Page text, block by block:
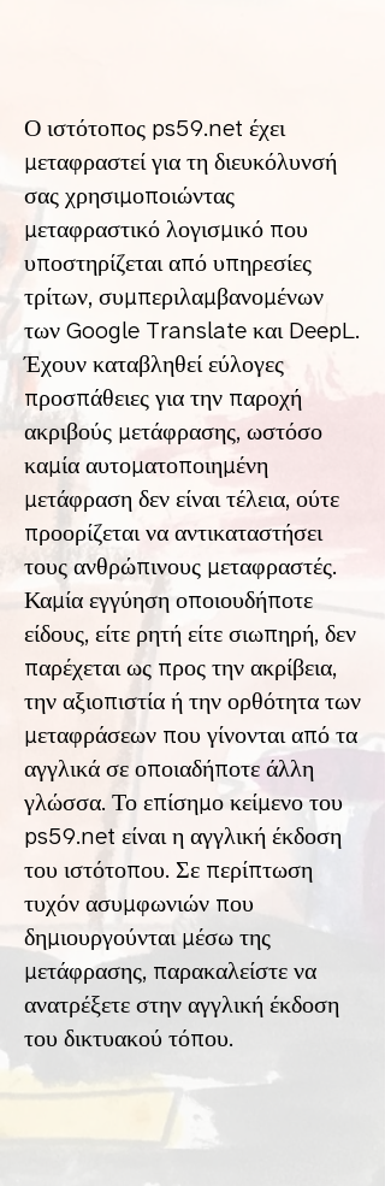
Ο ιστότοπος ps59.net έχει
μεταφραστεί για τη διευκόλυνσή
σας χρησιμοποιώντας
μεταφραστικό λογισμικό που
υποστηρίζεται από υπηρεσίες
τρίτων, συμπεριλαμβανομένων
των Google Translate και DeepL.
Έχουν καταβληθεί εύλογες
προσπάθειες για την παροχή
ακριβούς μετάφρασης, ωστόσο
καμία αυτοματοποιημένη
μετάφραση δεν είναι τέλεια, ούτε
προορίζεται να αντικαταστήσει
τους ανθρώπινους μεταφραστές.
Καμία εγγύηση οποιουδήποτε
είδους, είτε ρητή είτε σιωπηρή, δεν
παρέχεται ως προς την ακρίβεια,
την αξιοπιστία ή την ορθότητα των
μεταφράσεων που γίνονται από τα
αγγλικά σε οποιαδήποτε άλλη
γλώσσα. Το επίσημο κείμενο του
ps59.net είναι η αγγλική έκδοση
του ιστότοπου. Σε περίπτωση
τυχόν ασυμφωνιών που
δημιουργούνται μέσω της
μετάφρασης, παρακαλείστε να
ανατρέξετε στην αγγλική έκδοση
του δικτυακού τόπου.